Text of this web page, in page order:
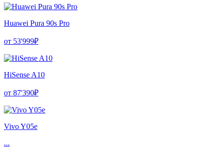
Huawei Pura 90s Pro
от 53'999₽
HiSense A10
от 87'390₽
Vivo Y05e
...